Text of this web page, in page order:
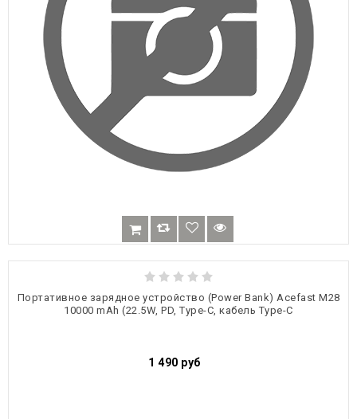
Портативное зарядное устройство (Power Bank) Acefast M28
10000 mAh (22.5W, PD, Type-C, кабель Type-C
1 490 руб